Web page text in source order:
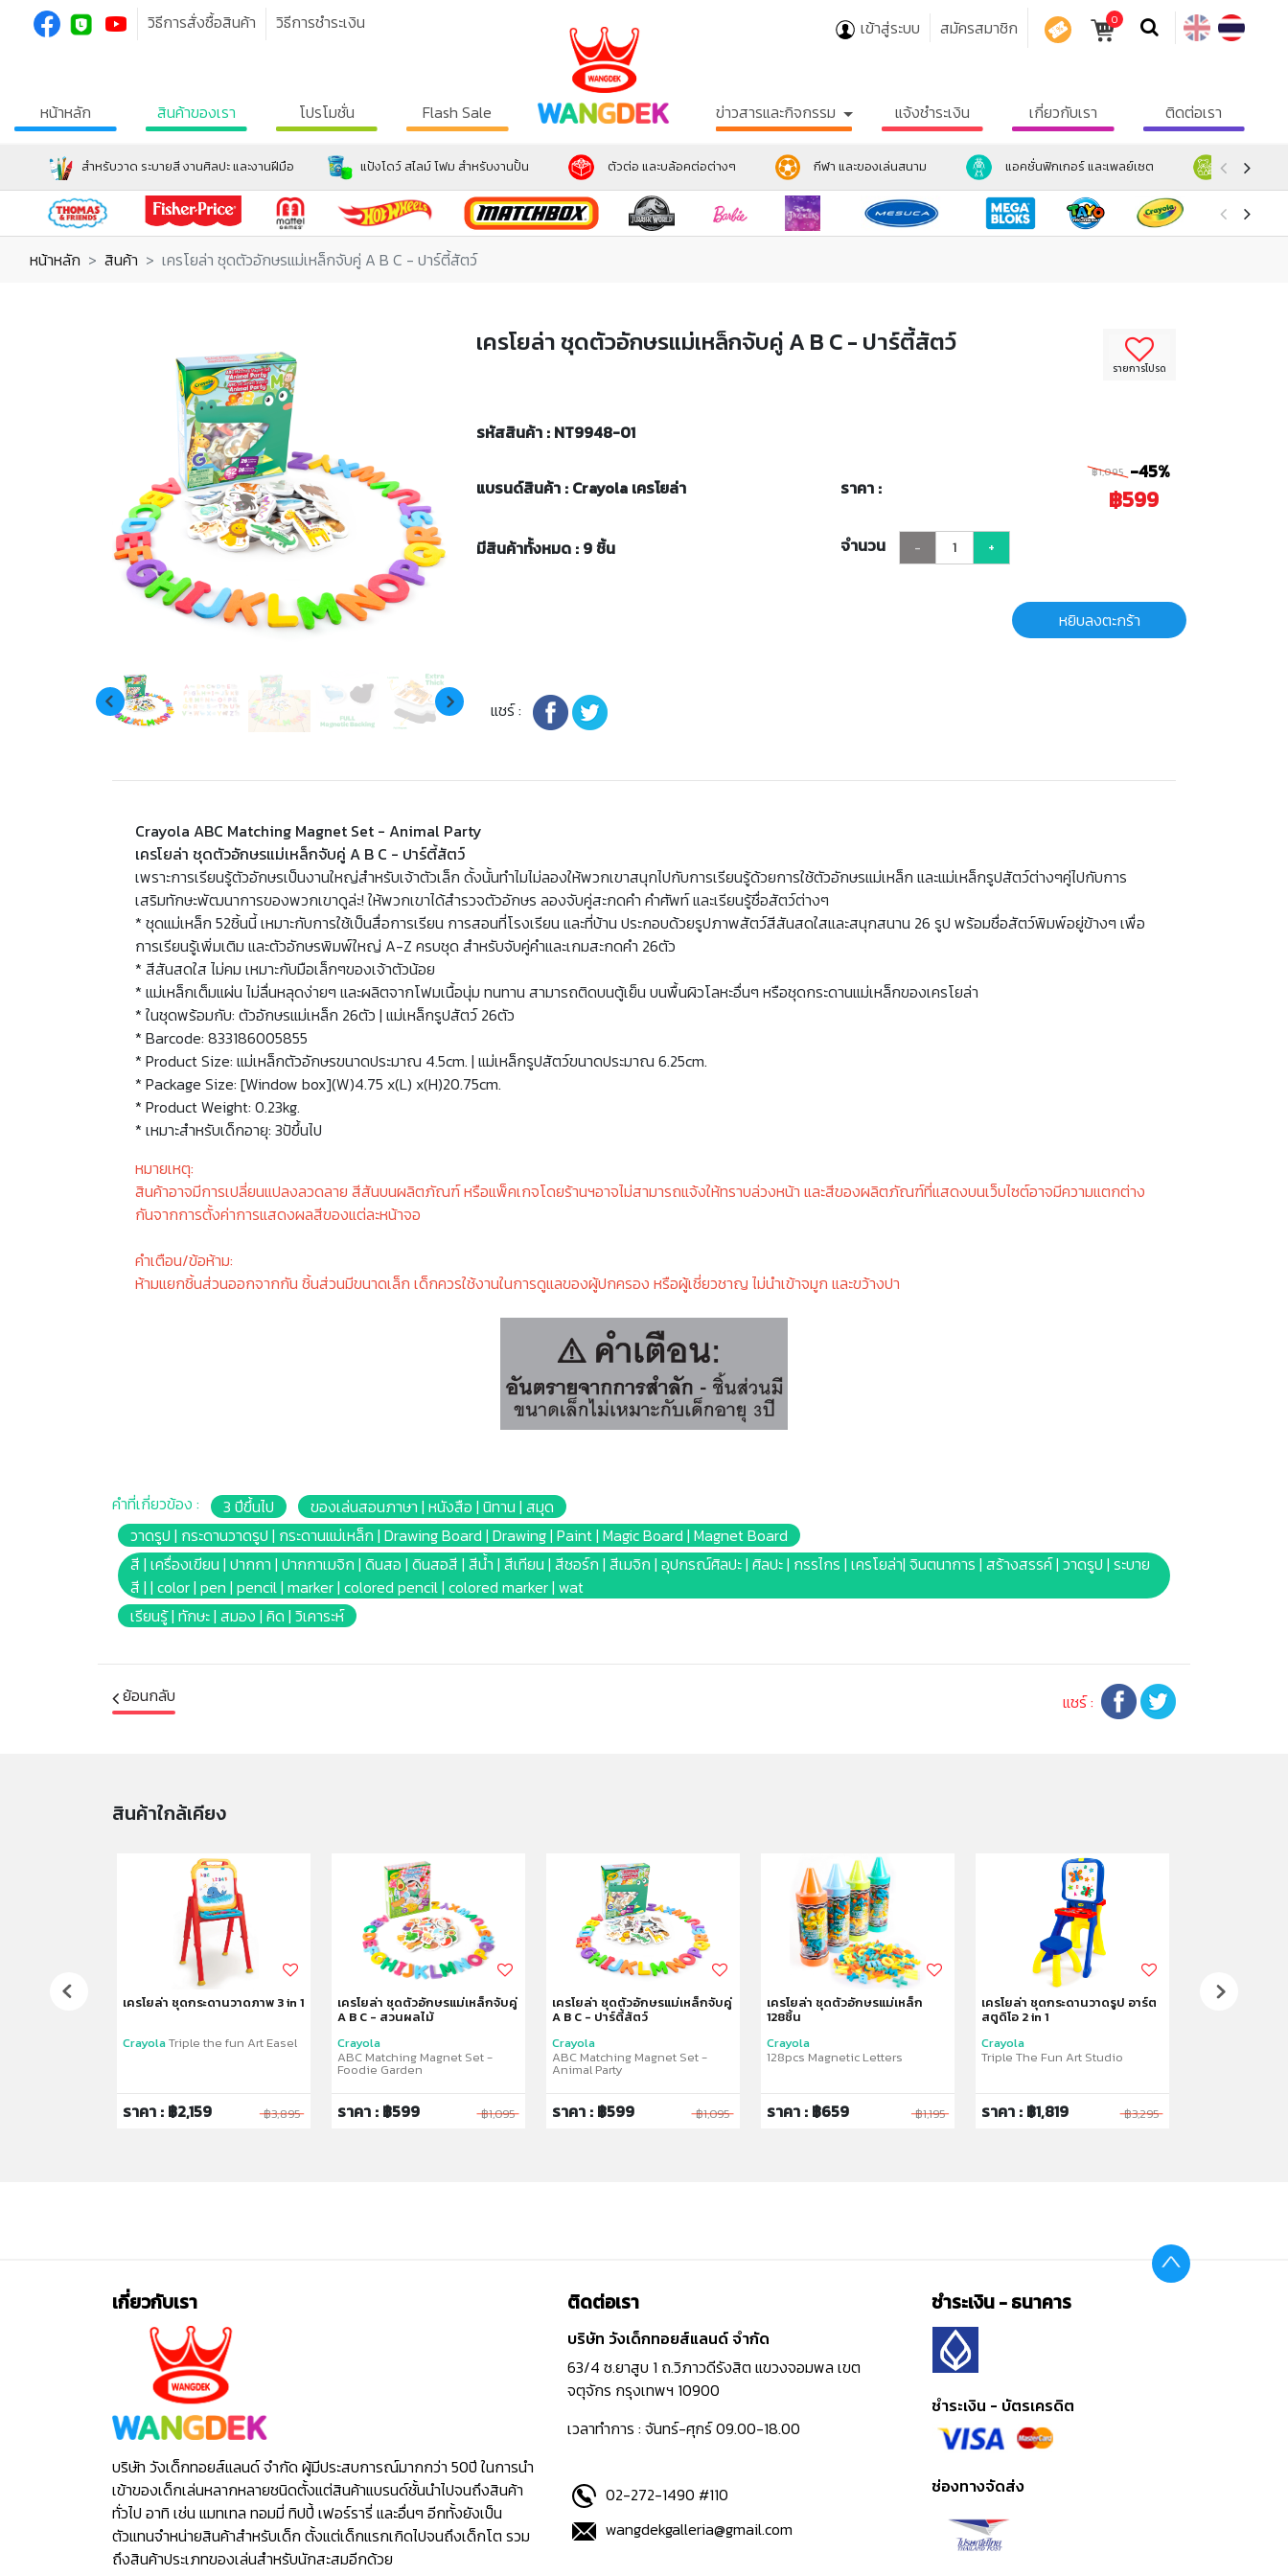
วิธีการสั่งซื้อสินค้า วิธีการชำระเงิน เข้าสู่ระบบ สมัครสมาชิก 0
หน้าหลัก สินค้าของเรา โปรโมชั่น Flash Sale ข่าวสารและกิจกรรม แจ้งชำระเงิน เกี่ยวกับเรา ติดต่อเรา
สำหรับวาด ระบายสี งานศิลปะ และงานฝีมือ แป้งโดว์ สไลม์ โฟม สำหรับงานปั้น ตัวต่อ และบล้อคต่อต่างๆ กีฬา และของเล่นสนาม แอคชั่นฟิกเกอร์ และเพลย์เซต ตุ๊กตา แล
หน้าหลัก สินค้า เครโยล่า ชุดตัวอักษรแม่เหล็กจับคู่ A B C - ปาร์ตี้สัตว์
รายการโปรด
เครโยล่า ชุดตัวอักษรแม่เหล็กจับคู่ A B C - ปาร์ตี้สัตว์
รหัสสินค้า : NT9948-01
แบรนด์สินค้า : Crayola เครโยล่า ราคา :
฿1,095 -45%
฿599
มีสินค้าทั้งหมด : 9 ชิ้น จำนวน - +
หยิบลงตะกร้า
แชร์ :
Crayola ABC Matching Magnet Set - Animal Party
เครโยล่า ชุดตัวอักษรแม่เหล็กจับคู่ A B C - ปาร์ตี้สัตว์
เพราะการเรียนรู้ตัวอักษรเป็นงานใหญ่สำหรับเจ้าตัวเล็ก ดั้งนั้นทำไมไม่ลองให้พวกเขาสนุกไปกับการเรียนรู้ด้วยการใช้ตัวอักษรแม่เหล็ก และแม่เหล็กรูปสัตว์ต่างๆคู่ไปกับการ
เสริมทักษะพัฒนาการของพวกเขาดูล่ะ! ให้พวกเขาได้สำรวจตัวอักษร ลองจับคู่สะกดคำ คำศัพท์ และเรียนรู้ชื่อสัตว์ต่างๆ
* ชุดแม่เหล็ก 52ชิ้นนี้ เหมาะกับการใช้เป็นสื่อการเรียน การสอนที่โรงเรียน และที่บ้าน ประกอบด้วยรูปภาพสัตว์สีสันสดใสและสนุกสนาน 26 รูป พร้อมชื่อสัตว์พิมพ์อยู่ข้างๆ เพื่อ
การเรียนรู้เพิ่มเติม และตัวอักษรพิมพ์ใหญ่ A-Z ครบชุด สำหรับจับคู่คำและเกมสะกดคำ 26ตัว
* สีสันสดใส ไม่คม เหมาะกับมือเล็กๆของเจ้าตัวน้อย
* แม่เหล็กเต็มแผ่น ไม่ลื่นหลุดง่ายๆ และผลิตจากโฟมเนื้อนุ่ม ทนทาน สามารถติดบนตู้เย็น บนพื้นผิวโลหะอื่นๆ หรือชุดกระดานแม่เหล็กของเครโยล่า
* ในชุดพร้อมกับ: ตัวอักษรแม่เหล็ก 26ตัว | แม่เหล็กรูปสัตว์ 26ตัว
* Barcode: 833186005855
* Product Size: แม่เหล็กตัวอักษรขนาดประมาณ 4.5cm. | แม่เหล็กรูปสัตว์ขนาดประมาณ 6.25cm.
* Package Size: [Window box](W)4.75 x(L) x(H)20.75cm.
* Product Weight: 0.23kg.
* เหมาะสำหรับเด็กอายุ: 3ปัขึ้นไป
หมายเหตุ:
สินค้าอาจมีการเปลี่ยนแปลงลวดลาย สีสันบนผลิตภัณฑ์ หรือแพ็คเกจโดยร้านฯอาจไม่สามารถแจ้งให้ทราบล่วงหน้า และสีของผลิตภัณฑ์ที่แสดงบนเว็บไซต์อาจมีความแตกต่าง
กันจากการตั้งค่าการแสดงผลสีของแต่ละหน้าจอ
คำเตือน/ข้อห้าม:
ห้ามแยกชิ้นส่วนออกจากกัน ชิ้นส่วนมีขนาดเล็ก เด็กควรใช้งานในการดูแลของผู้ปกครอง หรือผู้เชี่ยวชาญ ไม่นำเข้าจมูก และขว้างปา
คำที่เกี่ยวข้อง : 3 ปีขึ้นไป
ของเล่นสอนภาษา | หนังสือ | นิทาน | สมุด
วาดรูป | กระดานวาดรูป | กระดานแม่เหล็ก | Drawing Board | Drawing | Paint | Magic Board | Magnet Board
สี | เครื่องเขียน | ปากกา | ปากกาเมจิก | ดินสอ | ดินสอสี | สีน้ำ | สีเทียน | สีชอร์ก | สีเมจิก | อุปกรณ์ศิลปะ | ศิลปะ | กรรไกร | เครโยล่า| จินตนาการ | สร้างสรรค์ | วาดรูป | ระบาย
สี | | color | pen | pencil | marker | colored pencil | colored marker | wat
เรียนรู้ | ทักษะ | สมอง | คิด | วิเคาระห์
ย้อนกลับ แชร์ :
สินค้าใกล้เคียง
เครโยล่า ชุดกระดานวาดภาพ 3 in 1
CrayolaTriple the fun Art Easel
ราคา : ฿2,159 ฿3,895
เครโยล่า ชุดตัวอักษรแม่เหล็กจับคู่
A B C - สวนผลไม้
Crayola
ABC Matching Magnet Set -
Foodie Garden
ราคา : ฿599 ฿1,095
เครโยล่า ชุดตัวอักษรแม่เหล็กจับคู่
A B C - ปาร์ตี้สัตว์
Crayola
ABC Matching Magnet Set -
Animal Party
ราคา : ฿599 ฿1,095
เครโยล่า ชุดตัวอักษรแม่เหล็ก
128ชิ้น
Crayola
128pcs Magnetic Letters
ราคา : ฿659 ฿1,195
เครโยล่า ชุดกระดานวาดรูป อาร์ต
สตูดิโอ 2 in 1
Crayola
Triple The Fun Art Studio
ราคา : ฿1,819 ฿3,295
เครโยล่า ชุดขา
เกี่ยวกับเรา
บริษัท วังเด็กทอยส์แลนด์ จำกัด ผู้มีประสบการณ์มากกว่า 50ปี ในการนำ
เข้าของเด็กเล่นหลากหลายชนิดตั้งแต่สินค้าแบรนด์ชั้นนำไปจนถึงสินค้า
ทั่วไป อาทิ เช่น แมทเทล ทอมมี่ ทิปปี้ เฟอร์รารี่ และอื่นๆ อีกทั้งยังเป็น
ตัวแทนจำหน่ายสินค้าสำหรับเด็ก ตั้งแต่เด็กแรกเกิดไปจนถึงเด็กโต รวม
ถึงสินค้าประเภทของเล่นสำหรับนักสะสมอีกด้วย
ติดต่อเรา
บริษัท วังเด็กทอยส์แลนด์ จำกัด
63/4 ซ.ยาสูบ 1 ถ.วิภาวดีรังสิต แขวงจอมพล เขต
จตุจักร กรุงเทพฯ 10900
เวลาทำการ : จันทร์-ศุกร์ 09.00-18.00
02-272-1490 #110
wangdekgalleria@gmail.com
ชำระเงิน - ธนาคาร
ชำระเงิน - บัตรเครดิต
ช่องทางจัดส่ง